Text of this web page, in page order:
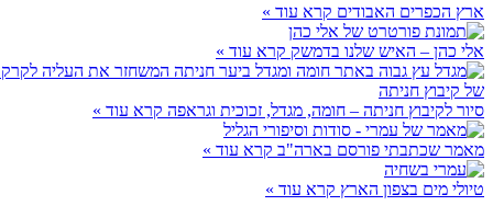
ארץ הכפרים האבודיםקרא עוד »
אלי כהן – האיש שלנו בדמשקקרא עוד »
סיור לקיבוץ חניתה – חומה, מגדל, זכוכית וגראפהקרא עוד »
מאמר שכתבתי פורסם בארה"בקרא עוד »
טיולי מים בצפון הארץקרא עוד »